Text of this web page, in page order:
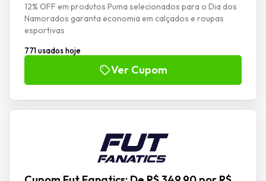
12% OFF em produtos Puma selecionados para o Dia dos
Namorados garanta economia em calçados e roupas
esportivas
771 usados hoje
Ver Cupom